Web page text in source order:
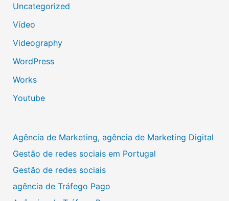
Uncategorized
Vídeo
Videography
WordPress
Works
Youtube
Agência de Marketing, agência de Marketing Digital
Gestão de redes sociais em Portugal
Gestão de redes sociais
agência de Tráfego Pago